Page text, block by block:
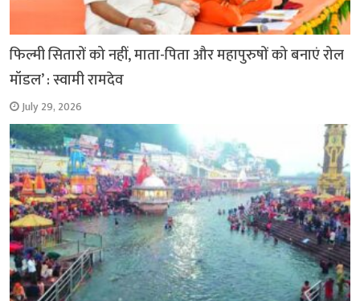
फिल्मी सितारों को नहीं, माता-पिता और महापुरुषों को बनाएं रोल
मॉडल’ : स्वामी रामदेव
July 29, 2026